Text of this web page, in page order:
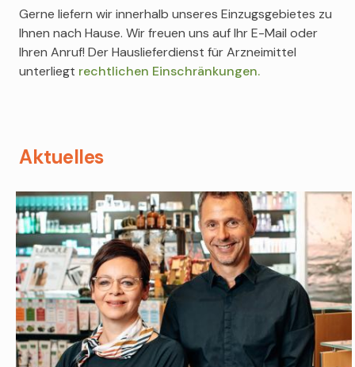
Gerne liefern wir innerhalb unseres Einzugsgebietes zu
Ihnen nach Hause. Wir freuen uns auf Ihr E-Mail oder
Ihren Anruf! Der Hauslieferdienst für Arzneimittel
unterliegt rechtlichen Einschränkungen.
Aktuelles